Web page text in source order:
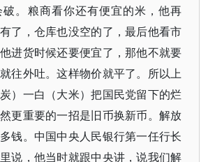
。粮商看你还有便宜的米，他再
了，仓库也没空的了，最后他看市
进货时候还要便宜了，那他不就要
往外吐。这样物价就平了。所以上
）一白（大米）把国民党留下的烂
更重要的一招是旧币换新币。解放
钱。中国中央人民银行第一任行长
说，他当时就跟中央讲，说我们解